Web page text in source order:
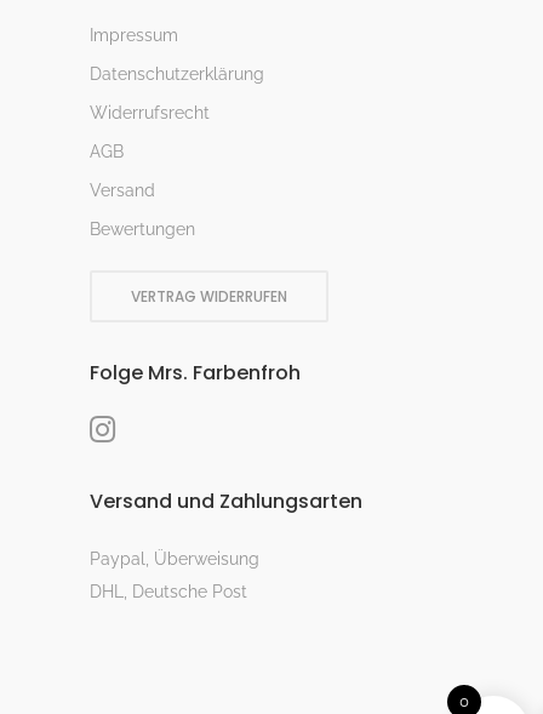
Impressum
Datenschutzerklärung
Widerrufsrecht
AGB
Versand
Bewertungen
VERTRAG WIDERRUFEN
Folge Mrs. Farbenfroh
Versand und Zahlungsarten
Paypal, Überweisung
DHL, Deutsche Post
0